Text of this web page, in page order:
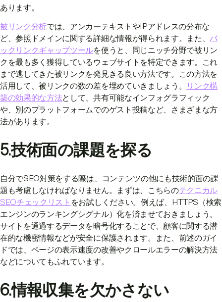
あります。
被リンク分析では、アンカーテキストやIPアドレスの分布な
ど、参照ドメインに関する詳細な情報が得られます。また、バ
ックリンクギャップツールを使うと、同じニッチ分野で被リン
クを最も多く獲得しているウェブサイトを特定できます。これ
まで逃してきた被リンクを発見きる良い方法です。この方法を
活用して、被リンクの数の差を埋めていきましょう。
リンク構
築の効果的な方法として、共有可能なインフォグラフィック
や、別のプラットフォームでのゲスト投稿など、さまざまな方
法があります。
5.技術面の課題を探る
自分でSEO対策をする際は、コンテンツの他にも技術的面の課
題も考慮しなければなりません。まずは、こちらのテクニカル
SEOチェックリスト をお試しください。例えば、HTTPS（検索
エンジンのランキングシグナル）化を済ませておきましょう。
サイトを通過するデータを暗号化することで、顧客に関する潜
在的な機密情報などが安全に保護されます。また、前述のガイ
ドでは、ページの表示速度の改善やクロールエラーの解決方法
などについてもふれています。
6.情報収集を欠かさない